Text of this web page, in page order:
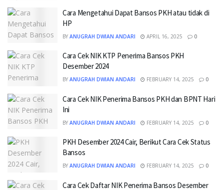
Cara Mengetahui Dapat Bansos PKH atau tidak di
HP
BY ANUGRAH DWIAN ANDARI APRIL 16, 2025 0
Cara Cek NIK KTP Penerima Bansos PKH
Desember 2024
BY ANUGRAH DWIAN ANDARI FEBRUARY 14, 2025 0
Cara Cek NIK Penerima Bansos PKH dan BPNT Hari
Ini
BY ANUGRAH DWIAN ANDARI FEBRUARY 14, 2025 0
PKH Desember 2024 Cair, Berikut Cara Cek Status
Bansos
BY ANUGRAH DWIAN ANDARI FEBRUARY 14, 2025 0
Cara Cek Daftar NIK Penerima Bansos Desember